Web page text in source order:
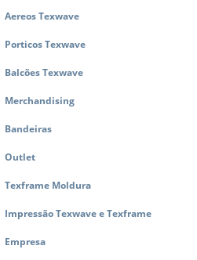
Aereos Texwave
Porticos Texwave
Balcões Texwave
Merchandising
Bandeiras
Outlet
Texframe Moldura
Impressão Texwave e Texframe
Empresa